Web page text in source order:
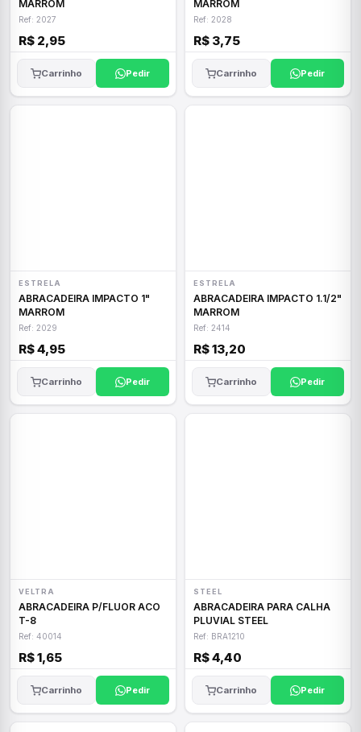
MARROM
Ref: 2027
R$ 2,95
Carrinho Pedir
MARROM
Ref: 2028
R$ 3,75
Carrinho Pedir
ESTRELA
ABRACADEIRA IMPACTO 1"
MARROM
Ref: 2029
R$ 4,95
Carrinho Pedir
ESTRELA
ABRACADEIRA IMPACTO 1.1/2"
MARROM
Ref: 2414
R$ 13,20
Carrinho Pedir
VELTRA
ABRACADEIRA P/FLUOR ACO
T-8
Ref: 40014
R$ 1,65
Carrinho Pedir
STEEL
ABRACADEIRA PARA CALHA
PLUVIAL STEEL
Ref: BRA1210
R$ 4,40
Carrinho Pedir